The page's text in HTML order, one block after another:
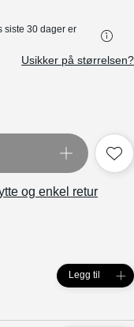
siste 30 dager er
Usikker på størrelsen?
og enkel retur
Legg til